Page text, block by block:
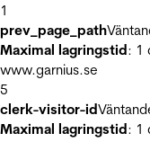
1
prev_page_path
Maximal lagringstid: 1
www.garnius.se
5
clerk-visitor-id
Maximal lagringstid: 1